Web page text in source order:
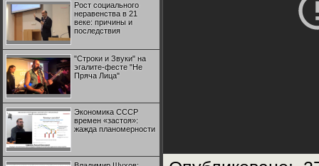
Рост социального
неравенства в 21
веке: причины и
последствия
"Строки и Звуки" на
эгалите-фесте "Не
Пряча Лица"
Экономика СССР
времен «застоя»:
жажда планомерности